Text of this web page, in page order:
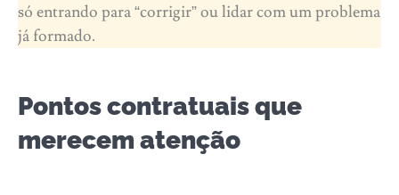
só entrando para “corrigir” ou lidar com um problema
já formado.
Pontos contratuais que
merecem atenção